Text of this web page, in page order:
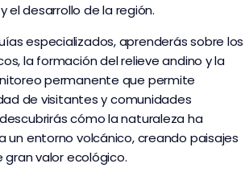
el desarrollo de la región.
especializados, aprenderás sobre los
la formación del relieve andino y la
permanente que permite
de visitantes y comunidades
cómo la naturaleza ha
un entorno volcánico, creando paisajes
valor ecológico.